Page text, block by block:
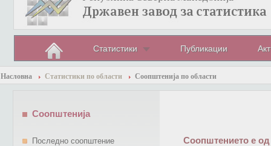
Статистики Публикации
Насловна Статистики по области Соопштенија по области
Соопштението е од
Соопштенија
Последно соопштение